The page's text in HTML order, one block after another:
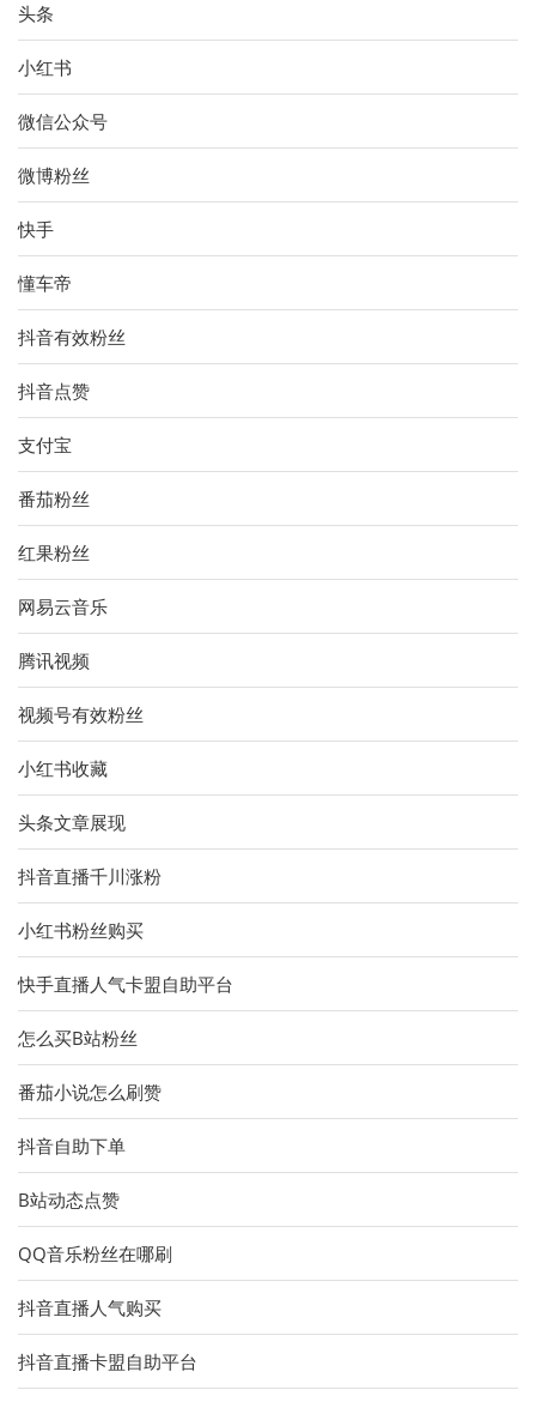
头条
小红书
微信公众号
微博粉丝
快手
懂车帝
抖音有效粉丝
抖音点赞
支付宝
番茄粉丝
红果粉丝
网易云音乐
腾讯视频
视频号有效粉丝
小红书收藏
头条文章展现
抖音直播千川涨粉
小红书粉丝购买
快手直播人气卡盟自助平台
怎么买B站粉丝
番茄小说怎么刷赞
抖音自助下单
B站动态点赞
QQ音乐粉丝在哪刷
抖音直播人气购买
抖音直播卡盟自助平台